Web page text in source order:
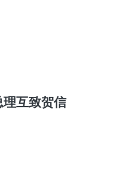
互致贺信